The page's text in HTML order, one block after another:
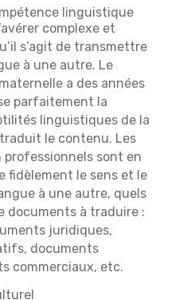
linguistique
complexe et
s’agit de transmettre
à une autre. Le
a des années
parfaitement la
linguistiques de la
le contenu. Les
sont en
fidèlement le sens et le
à une autre, quels
documents à traduire :
juridiques,
documents
commerciaux, etc.